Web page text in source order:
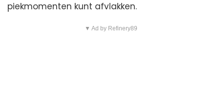
piekmomenten kunt afvlakken.
▼ Ad by Refinery89